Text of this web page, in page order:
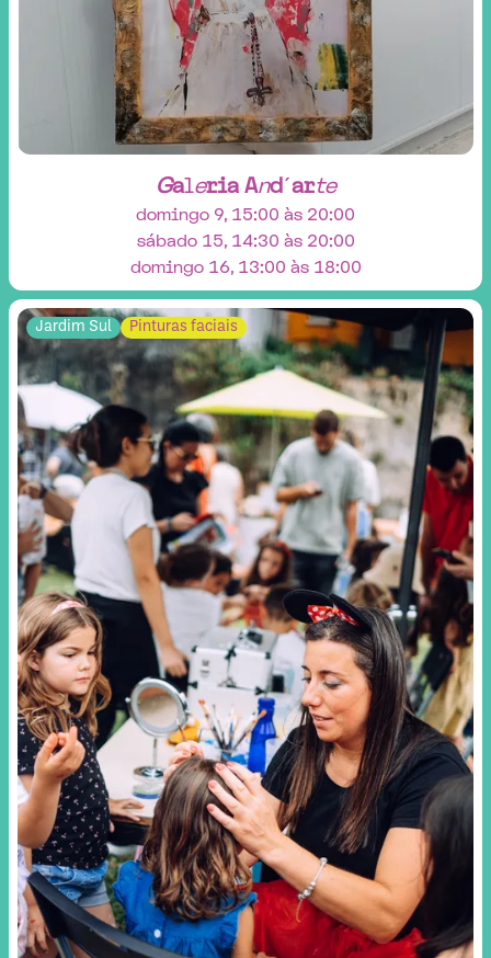
Galeria And´ arte
domingo 9, 15:00 às 20:00
sábado 15, 14:30 às 20:00
domingo 16, 13:00 às 18:00
Jardim Sul Pinturas faciais